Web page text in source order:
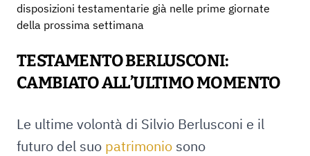
disposizioni testamentarie già nelle prime giornate
della prossima settimana
TESTAMENTO BERLUSCONI:
CAMBIATO ALL’ULTIMO MOMENTO
Le ultime volontà di Silvio Berlusconi e il
futuro del suo patrimonio sono